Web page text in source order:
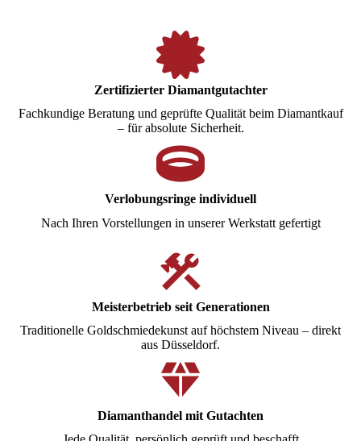
Zertifizierter Diamantgutachter
Fachkundige Beratung und geprüfte Qualität beim Diamantkauf
– für absolute Sicherheit.
Verlobungsringe individuell
Nach Ihren Vorstellungen in unserer Werkstatt gefertigt
Meisterbetrieb seit Generationen
Traditionelle Goldschmiedekunst auf höchstem Niveau – direkt
aus Düsseldorf.
Diamanthandel mit Gutachten